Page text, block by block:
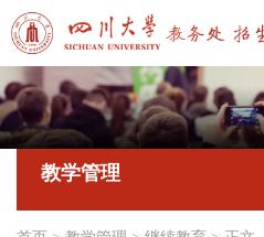
教学管理